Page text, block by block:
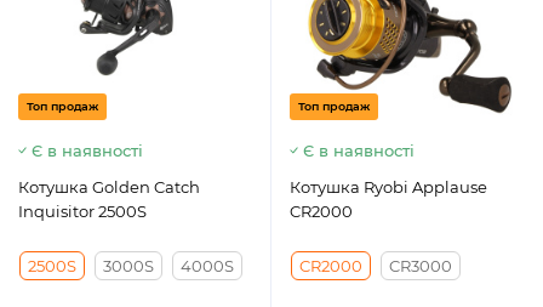
Топ продаж
Є в наявності
Котушка Golden Catch
Inquisitor 2500S
2500S 3000S 4000S
Топ продаж
Є в наявності
Котушка Ryobi Applause
CR2000
CR2000 CR3000